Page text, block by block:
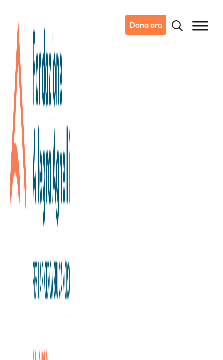
Dona ora
02/03/2022
Dicono di noi
Ricerca sul cancro, all’asta i Toh
vestiti e autografati dai
calciatori di Juve e Toro
statuetta dell’artista Nicola Russo che si ispira ai torèt, le
storiche fontanelle di Torino – va all’ asta per raccogliere
fondi a favore della Fondazione Allegra Agnelli per la
Ricerca sul Cancro